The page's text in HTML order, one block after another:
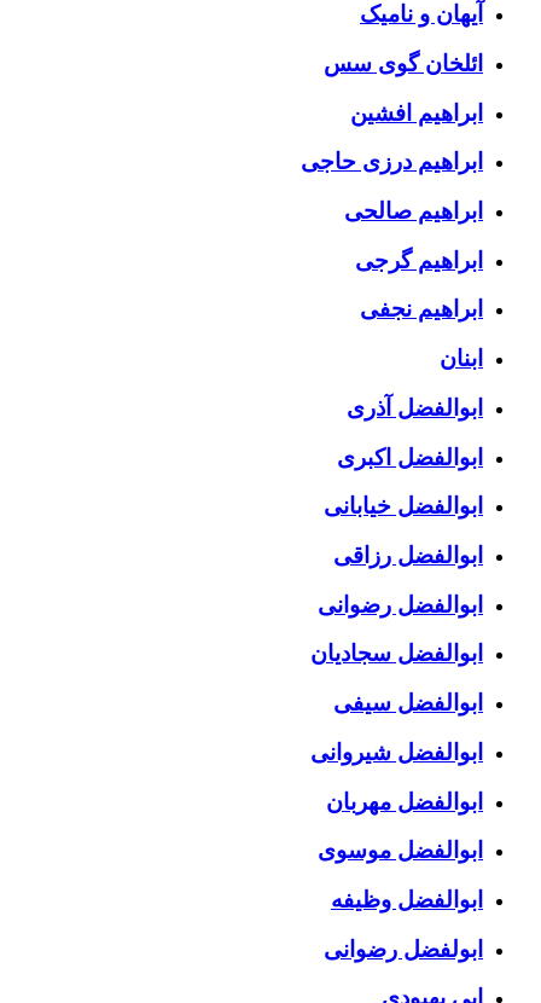
آیهان و نامیک
ائلخان گوی سس
ابراهیم افشین
ابراهیم درزی حاجی
ابراهیم صالحی
ابراهیم گرجی
ابراهیم نجفی
ابنان
ابوالفضل آذری
ابوالفضل اکبری
ابوالفضل خیابانی
ابوالفضل رزاقی
ابوالفضل رضوانی
ابوالفضل سجادیان
ابوالفضل سیفی
ابوالفضل شیروانی
ابوالفضل مهربان
ابوالفضل موسوی
ابوالفضل وظیفه
ابولفضل رضوانی